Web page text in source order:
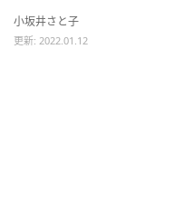
小坂井さと子
更新: 2022.01.12